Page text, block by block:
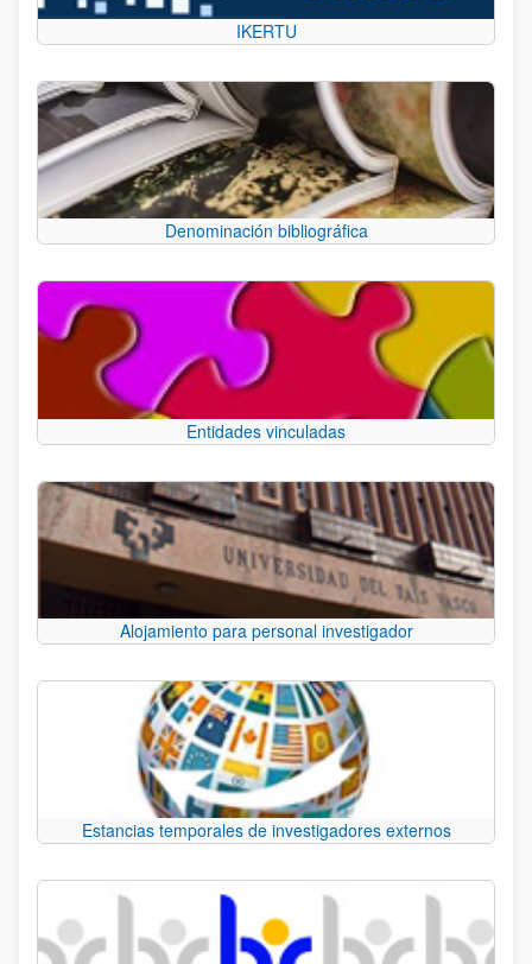
IKERTU
Denominación bibliográfica
Entidades vinculadas
Alojamiento para personal investigador
Estancias temporales de investigadores externos